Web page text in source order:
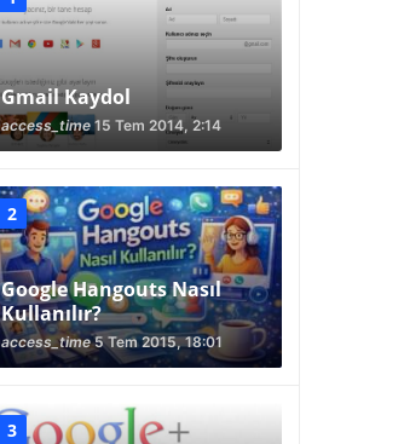
Gmail Kaydol
access_time 15 Tem 2014, 2:14
Google Hangouts Nasıl
Kullanılır?
access_time5 Tem 2015, 18:01